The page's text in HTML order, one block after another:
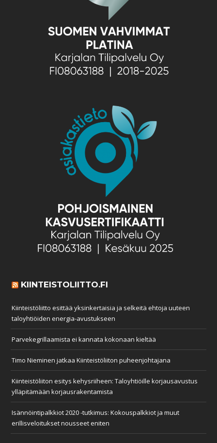
KIINTEISTOLIITTO.FI
Kiinteistöliitto esittää yksinkertaisia ja selkeitä ehtoja uuteen
taloyhtiöiden energia-avustukseen
Parvekegrillaamista ei kannata kokonaan kieltää
Timo Nieminen jatkaa Kiinteistöliiton puheenjohtajana
Kiinteistöliiton esitys kehysriiheen: Taloyhtiöille korjausavustus
ylläpitämään korjausrakentamista
Isännöintipalkkiot 2020 -tutkimus: Kokouspalkkiot ja muut
erillisveloitukset nousseet eniten